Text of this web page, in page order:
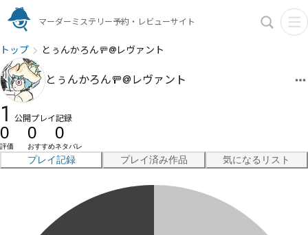
マーダーミステリー予約・レビューサイト
トップ とぅんかろん🚥@レヴァント
とぅんかろん🚥@レヴァント
1 公開プレイ記録
0
評価
0
おすすめ
0
ネタバレ
プレイ記録 プレイ済み作品 気になるリスト